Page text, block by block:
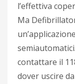
l’effettiva
Ma
contattare il
dover uscire